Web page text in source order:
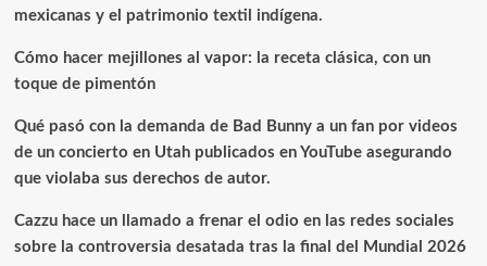
mexicanas y el patrimonio textil indígena.
Cómo hacer mejillones al vapor: la receta clásica, con un
toque de pimentón
Qué pasó con la demanda de Bad Bunny a un fan por videos
de un concierto en Utah publicados en YouTube asegurando
que violaba sus derechos de autor.
Cazzu hace un llamado a frenar el odio en las redes sociales
sobre la controversia desatada tras la final del Mundial 2026